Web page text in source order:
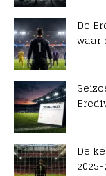
De
waar
De